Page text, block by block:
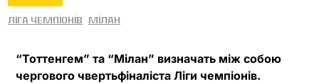
Ліга чемпіонів Мілан
“Тоттенгем” та “Мілан” визначать між собою
чергового чвертьфіналіста Ліги чемпіонів.